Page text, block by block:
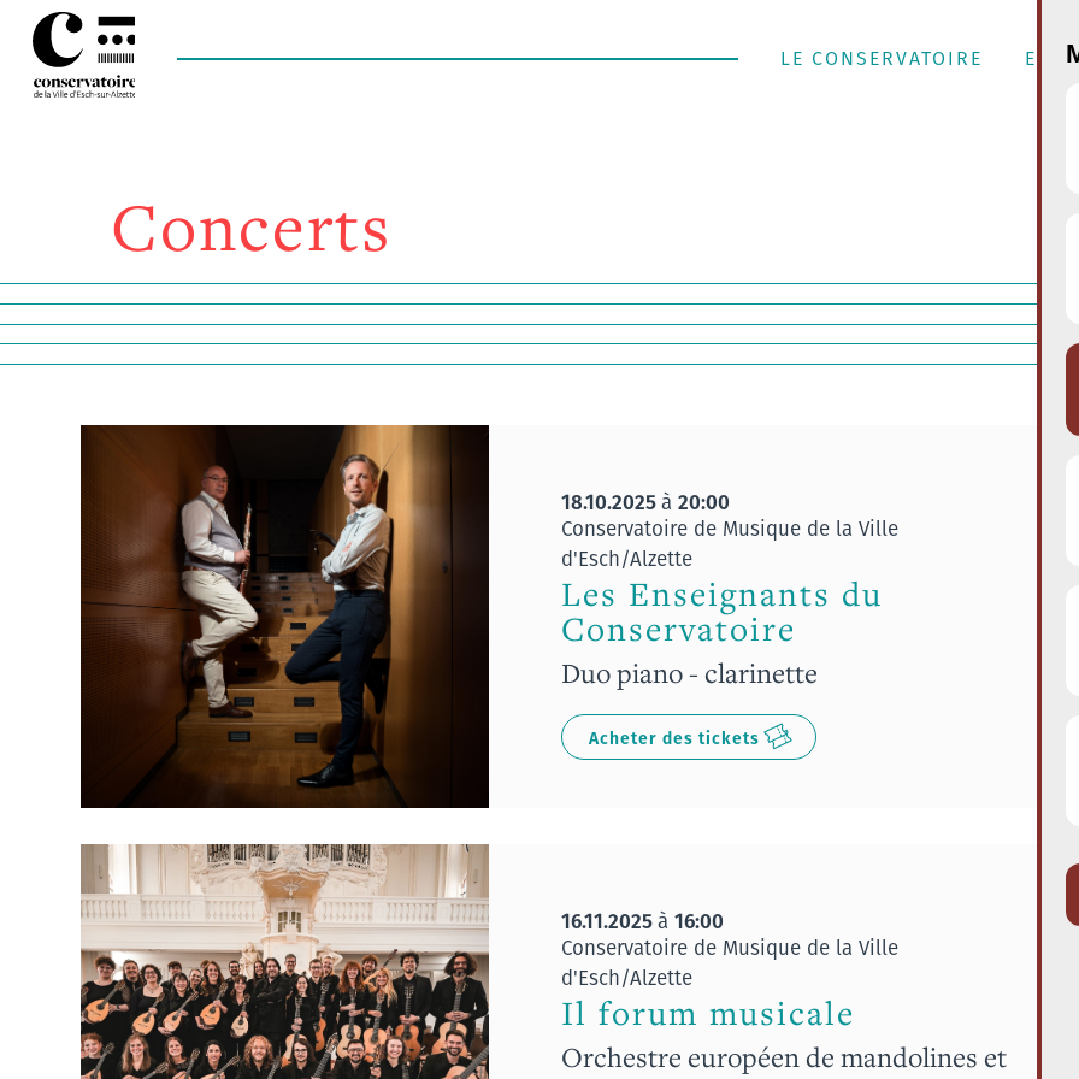
LE CONSERVATOIRE
Concerts
18.10.2025à 20:00
Conservatoire de Musique de la Ville
d'Esch/Alzette
Les Enseignants du
Conservatoire
Duo piano - clarinette
Acheter des tickets
16.11.2025à 16:00
Conservatoire de Musique de la Ville
d'Esch/Alzette
Il forum musicale
Orchestre européen de mandolines et